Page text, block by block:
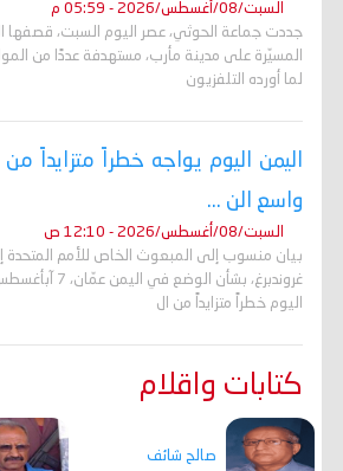
السبت/08/أغسطس/2026 - 05:59 م
جددت جماعة الحوثي، عصر اليوم السبت، قصفها
المسيّرة على مدينة مأرب، مستهدفة عددًا من
لما أورده التلفزيون
اليمن اليوم يواجه خطراً متزايداً
واسع الن ...
السبت/08/أغسطس/2026 - 12:10 ص
بيان منسوب إلى المبعوث الخاص للأمم المتحدة
اليوم خطراً متزايداً من ال
كتابات واقلام
صالح شائف